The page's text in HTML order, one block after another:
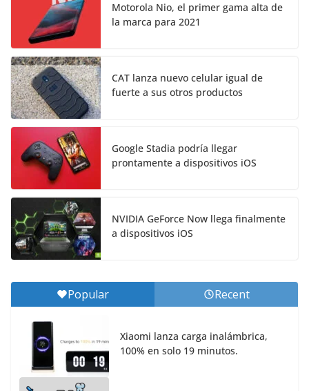
Motorola Nio, el primer gama alta de
la marca para 2021
CAT lanza nuevo celular igual de
fuerte a sus otros productos
Google Stadia podría llegar
prontamente a dispositivos iOS
NVIDIA GeForce Now llega finalmente
a dispositivos iOS
Popular Recent
Xiaomi lanza carga inalámbrica,
100% en solo 19 minutos.